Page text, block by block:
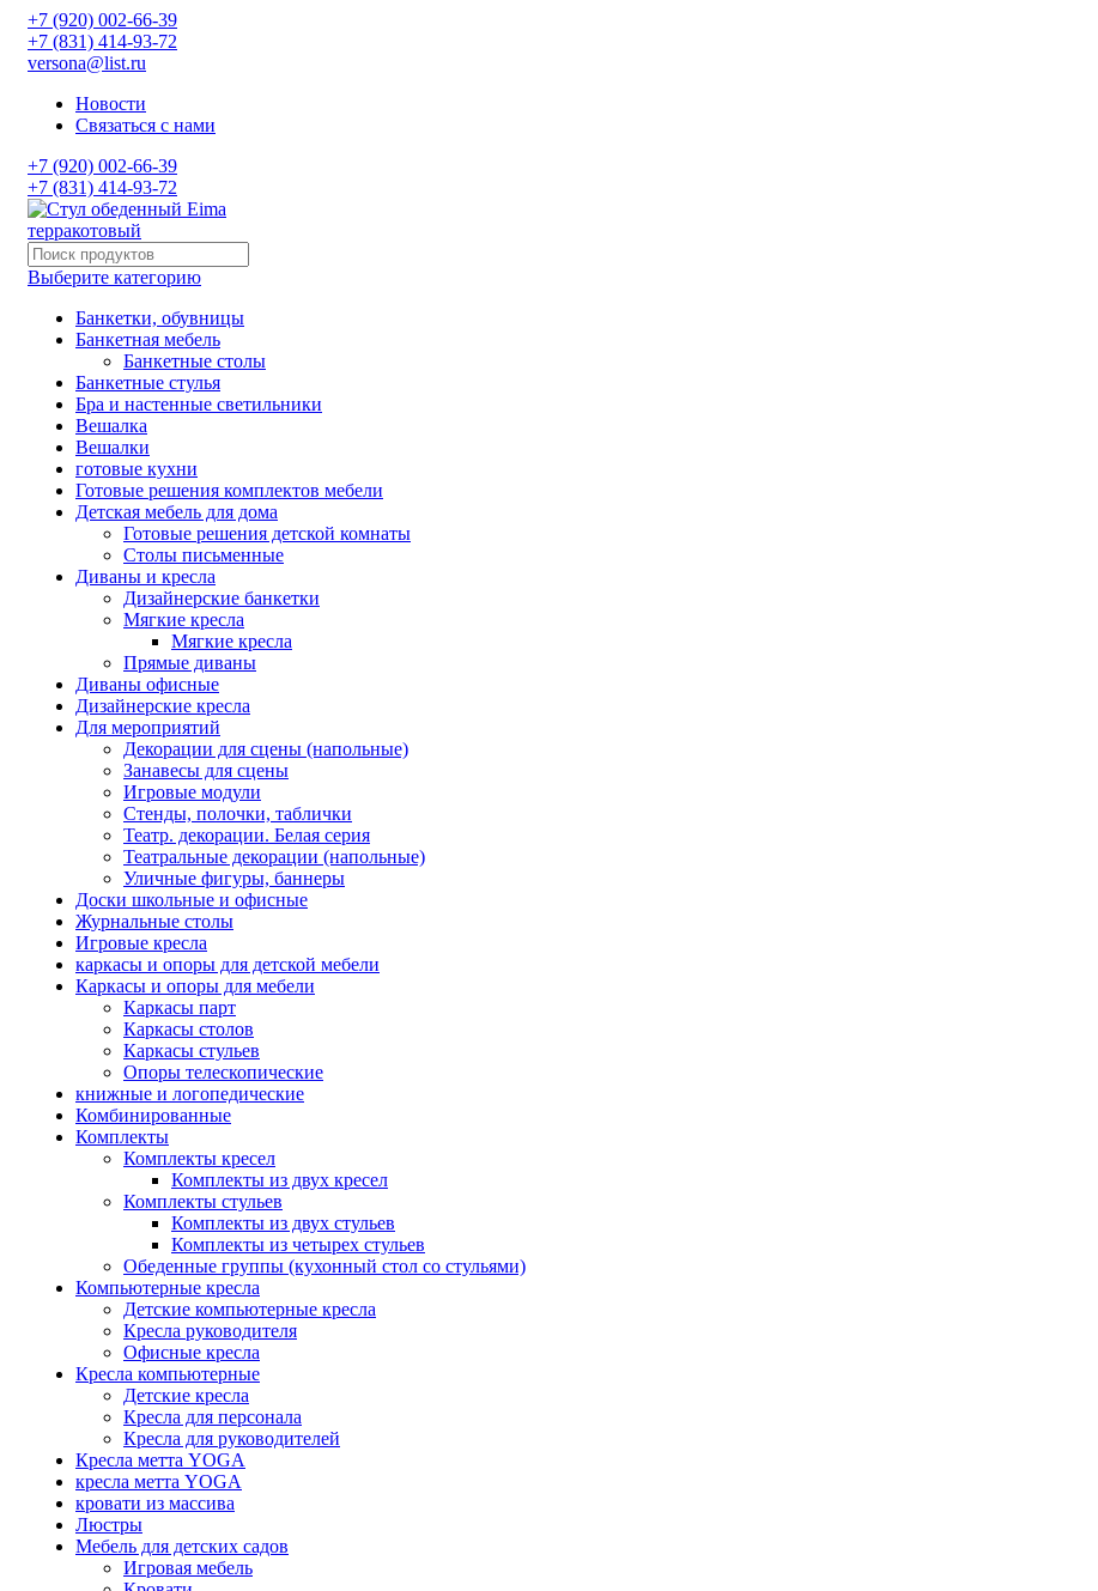
+7 (920) 002-66-39
+7 (831) 414-93-72
versona@list.ru
Новости
Связаться с нами
+7 (920) 002-66-39
+7 (831) 414-93-72
Выберите категорию
Банкетки, обувницы
Банкетная мебель
Банкетные столы
Банкетные стулья
Бра и настенные светильники
Вешалка
Вешалки
готовые кухни
Готовые решения комплектов мебели
Детская мебель для дома
Готовые решения детской комнаты
Столы письменные
Диваны и кресла
Дизайнерские банкетки
Мягкие кресла
Мягкие кресла
Прямые диваны
Диваны офисные
Дизайнерские кресла
Для мероприятий
Декорации для сцены (напольные)
Занавесы для сцены
Игровые модули
Стенды, полочки, таблички
Театр. декорации. Белая серия
Театральные декорации (напольные)
Уличные фигуры, баннеры
Доски школьные и офисные
Журнальные столы
Игровые кресла
каркасы и опоры для детской мебели
Каркасы и опоры для мебели
Каркасы парт
Каркасы столов
Каркасы стульев
Опоры телескопические
книжные и логопедические
Комбинированные
Комплекты
Комплекты кресел
Комплекты из двух кресел
Комплекты стульев
Комплекты из двух стульев
Комплекты из четырех стульев
Обеденные группы (кухонный стол со стульями)
Компьютерные кресла
Детские компьютерные кресла
Кресла руководителя
Офисные кресла
Кресла компьютерные
Детские кресла
Кресла для персонала
Кресла для руководителей
Кресла метта YOGA
кресла метта YOGA
кровати из массива
Люстры
Мебель для детских садов
Игровая мебель